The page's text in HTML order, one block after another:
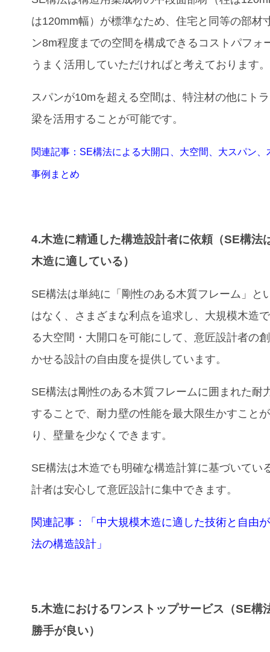
は120mm幅）が標準なため、住宅と同等の部材
ン8m程度までの空間を構成できるコストパフォ
うまく活用していただければと考えております。
スパンが10mを超える空間は、特注材の他にト
梁を活用することが可能です。
関連記事： SE構法による大開口、大空間、大スパン、
事例まとめ
4.木造に精通した構造設計者に依頼（SE構法
木造に適している）
SE構法は単純に「剛性のある木質フレーム」と
はなく、さまざまな利点を追求し、大規模木造
る大空間・大開口を可能にして、意匠設計者の
かせる設計の自由度を提供しています。
SE構法は剛性のある木質フレームに囲まれた耐
することで、耐力壁の性能を最大限生かすこと
り、壁量を少なくできます。
SE構法は木造でも明確な構造計算に基づいてい
計者は安心して意匠設計に集中できます。
関連記事：
「中大規模木造に適した技術と自由
法の構造設計」
5.木造におけるワンストップサービス（SE構
勝手が良い）